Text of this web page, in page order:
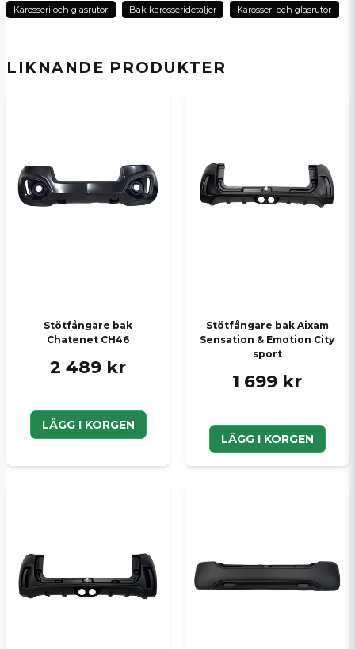
LIKNANDE PRODUKTER
Stötfångare bak
Chatenet CH46
2 489 kr
LÄGG I KORGEN
Stötfångare bak Aixam
Sensation & Emotion City
sport
1 699 kr
LÄGG I KORGEN
Ja, ni kan publicera min fråga
Skicka en fråga
Karosseri och glasrutor Bak karosseridetaljer Karosseri och glasrutor